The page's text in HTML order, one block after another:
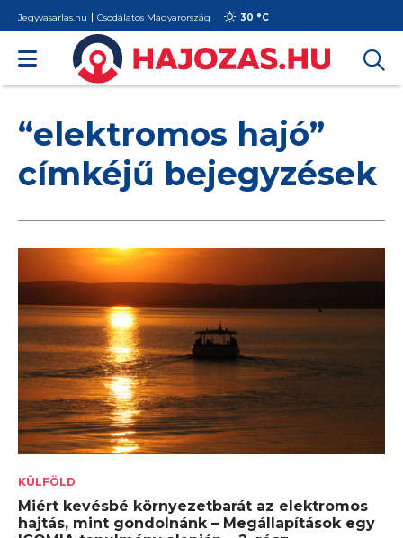
Jegyvasarlas.hu Csodálatos Magyarország 30 °C
“elektromos hajó”
címkéjű bejegyzések
KÜLFÖLD
Miért kevésbé környezetbarát az elektromos
hajtás, mint gondolnánk – Megállapítások egy